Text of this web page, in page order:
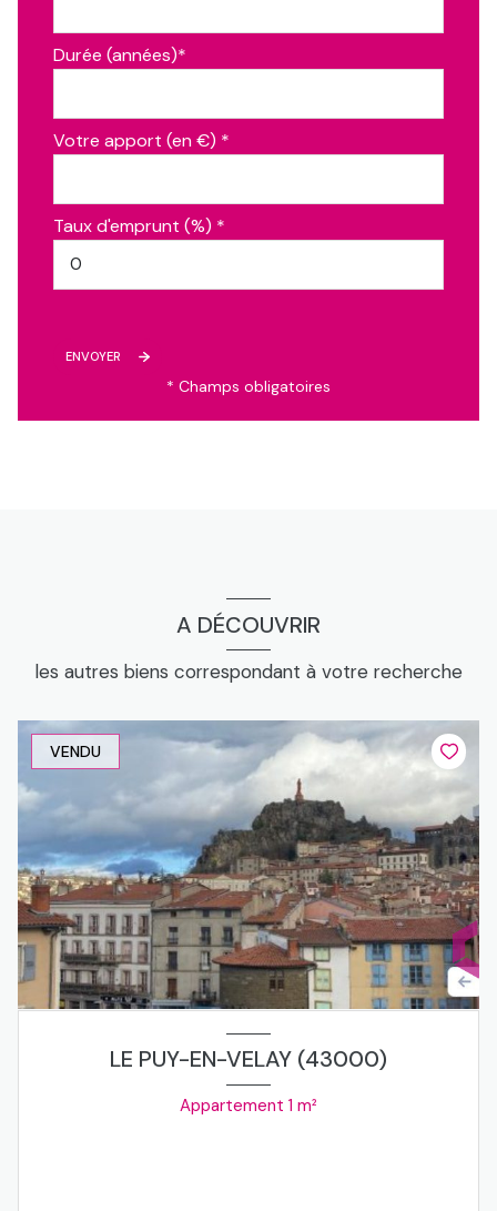
Durée (années)*
Votre apport (en €) *
Taux d'emprunt (%) *
ENVOYER
* Champs obligatoires
A DÉCOUVRIR
les autres biens correspondant à votre recherche
VENDU
LE PUY-EN-VELAY (43000)
Appartement 1 m²